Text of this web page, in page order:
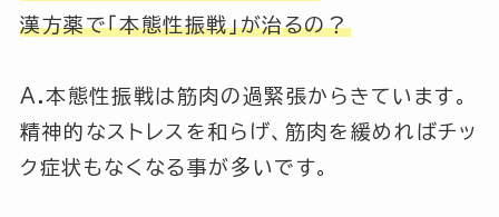
漢方薬で「本態性振戦」が治るの？
A.本態性振戦は筋肉の過緊張からきています。
精神的なストレスを和らげ、筋肉を緩めればチッ
ク症状もなくなる事が多いです。